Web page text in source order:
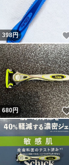
398円
680円